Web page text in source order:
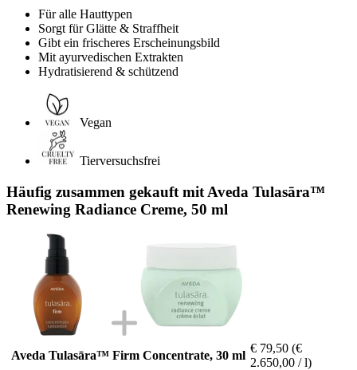
Für alle Hauttypen
Sorgt für Glätte & Straffheit
Gibt ein frischeres Erscheinungsbild
Mit ayurvedischen Extrakten
Hydratisierend & schützend
Vegan
Tierversuchsfrei
Häufig zusammen gekauft mit Aveda Tulasāra™
Renewing Radiance Creme, 50 ml
Aveda Tulasāra™ Firm Concentrate, 30 ml
€ 79,50 (€
2.650,00 / l)